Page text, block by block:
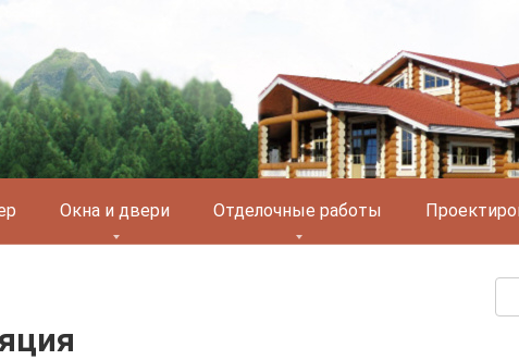
Окна и двери Отделочные работы